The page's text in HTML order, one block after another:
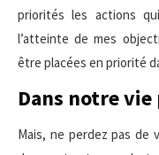
priorités les actions
l’atteinte de mes
être placées en priorité
Dans notre
Mais, ne perdez pas de